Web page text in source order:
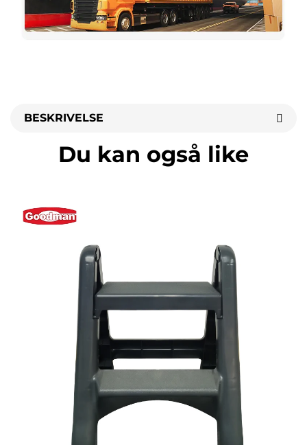
BESKRIVELSE
Du kan også like